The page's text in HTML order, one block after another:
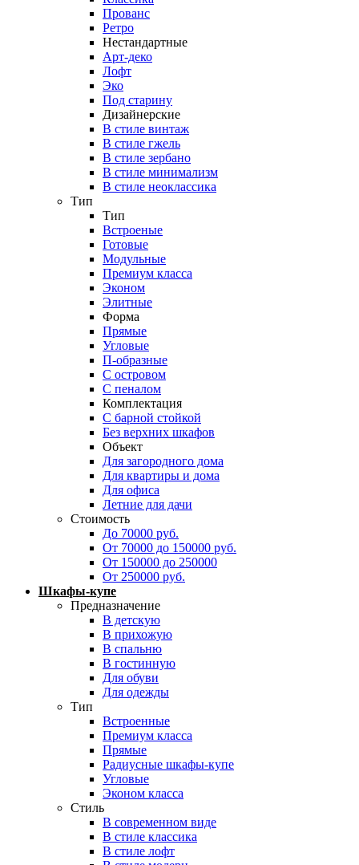
Прованс
Ретро
Нестандартные
Арт-деко
Лофт
Эко
Под старину
Дизайнерские
В стиле винтаж
В стиле гжель
В стиле зербано
В стиле минимализм
В стиле неоклассика
Тип
Тип
Встроеные
Готовые
Модульные
Премиум класса
Эконом
Элитные
Форма
Прямые
Угловые
П-образные
С островом
С пеналом
Комплектация
C барной стойкой
Без верхних шкафов
Объект
Для загородного дома
Для квартиры и дома
Для офиса
Летние для дачи
Стоимость
До 70000 руб.
От 70000 до 150000 руб.
От 150000 до 250000
От 250000 руб.
Шкафы-купе
Предназначение
В детскую
В прихожую
В спальню
В гостинную
Для обуви
Для одежды
Тип
Встроенные
Премиум класса
Прямые
Радиусные шкафы-купе
Угловые
Эконом класса
Стиль
В современном виде
В стиле классика
В стиле лофт